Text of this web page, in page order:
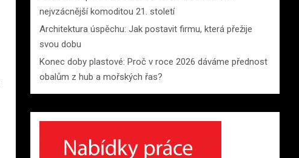
nejvzácnější komoditou 21. století
Architektura úspěchu: Jak postavit firmu, která přežije
svou dobu
Konec doby plastové: Proč v roce 2026 dáváme přednost
obalům z hub a mořských řas?